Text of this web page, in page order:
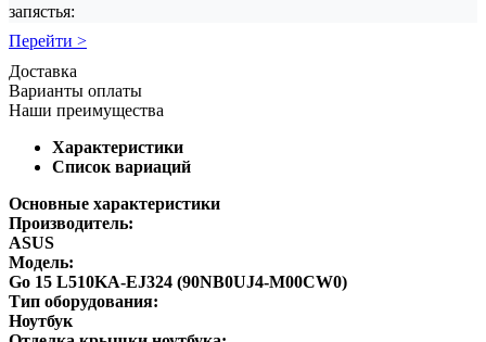
запястья:
Перейти >
Доставка
Варианты оплаты
Наши преимущества
Характеристики
Список вариаций
Основные характеристики
Производитель:
ASUS
Модель:
Go 15 L510KA-EJ324 (90NB0UJ4-M00CW0)
Тип оборудования:
Ноутбук